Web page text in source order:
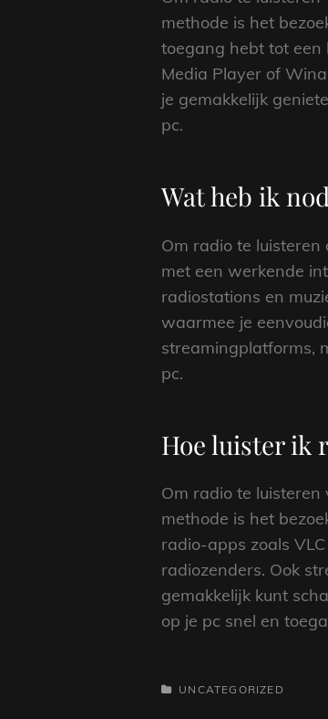
methode is het
toegang hebt tot een
Media Player of
je gemakkelijk
pc.
Wat heb ik
Om radio te
met een werkende
radiostations en
waarmee je
streamingplatforms,
pc.
Hoe luister ik
Om radio te
methode is het
radio-apps zoals
radiozenders. Ook
gemakkelijk kunt
op je pc snel en
CATEGORIEËN
UNCATEGORIZED